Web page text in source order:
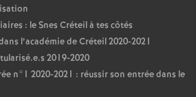
: le Snes Créteil à tes côtés
l’académie de Créteil 2020-2021
2019-2020
n°1 2020-2021 : réussir son entrée dans le